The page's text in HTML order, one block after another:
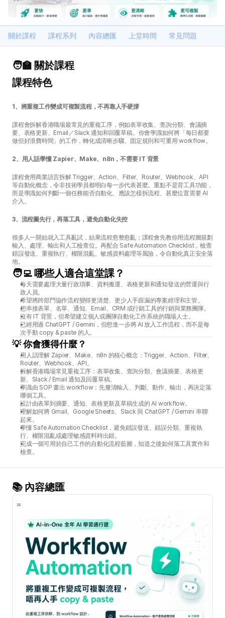
關於課程 課程系列 內容總匯 上堂時間 常見問題
🧑‍🏫 關於課程
課程特色
1、將重複工作變成可複製流程，不再靠人手硬撐
課程會拆解香港職場最常見的重複工序，例如表單收集、查詢分類、會議摘
要、表格更新、Email／Slack 通知和回覆草稿。你會學識如何將「每日都要
做但好浪費時間」的工作，轉化成清晰步驟、固定規則和可重用 workflow。
2、用人話學懂 Zapier、Make、n8n，不需要 IT 背景
課程會用商業語言拆解 Trigger、Action、Filter、Router、Webhook、API
等自動化概念，令非技術學員都明白每一步代表甚麼。重點不是背工具功能，
而是學識如何判斷一個任務能否自動化、應該怎樣拆流程、甚麼位置需要 AI
介入。
3、流程圖先行，再落工具，避免自動化失控
很多人一開始就入工具亂試，結果流程愈整愈亂；課程會先教你用流程圖規劃
輸入、處理、輸出和人工檢查位。再配合 Safe Automation Checklist，檢查
錯誤發送、重複執行、權限混亂、敏感資料處理等風險，令自動化真正安全落
地。
🧑‍💻 哪些人適合這堂課？
每天需要處理大量行政瑣事、資料搬運、表格更新和通知發送的營運與行
政人員。
希望將跨部門協作流程變得更清楚、更少人手跟漏的專案經理和主管。
想串接表單、名單、通知、Email、CRM 或行銷工具的行銷與業務團隊。
沒有 IT 背景，但希望建立個人或團隊自動化工作系統的職場人士。
已經用過 ChatGPT / Gemini，但想進一步將 AI 放入工作流程，而不是每
次手動 copy & paste 的人。
💡 你會獲得什麼？
用人話理解 Zapier、Make、n8n 的核心概念：Trigger、Action、Filter、
Router、Webhook、API。
拆解香港職場常見重複工序：表單收集、查詢分類、會議摘要、表格更
新、Slack / Email 通知及回覆草稿。
學識由 SOP 畫出 workflow：先釐清輸入、判斷、動作、輸出，再決定落
哪個工具。
設計由表單到摘要、通知、表格更新及草稿生成的 AI workflow。
理解如何將 Gmail、Google Sheets、Slack 與 ChatGPT / Gemini 串聯
起來。
學懂 Safe Automation Checklist，避免錯誤發送、錯誤分類、重複執
行、權限混亂或處理敏感資料時出錯。
完成一個可用於自己工作的自動化流程藍圖，知道之後如何落工具實作和
檢查。
📚 內容總匯
=